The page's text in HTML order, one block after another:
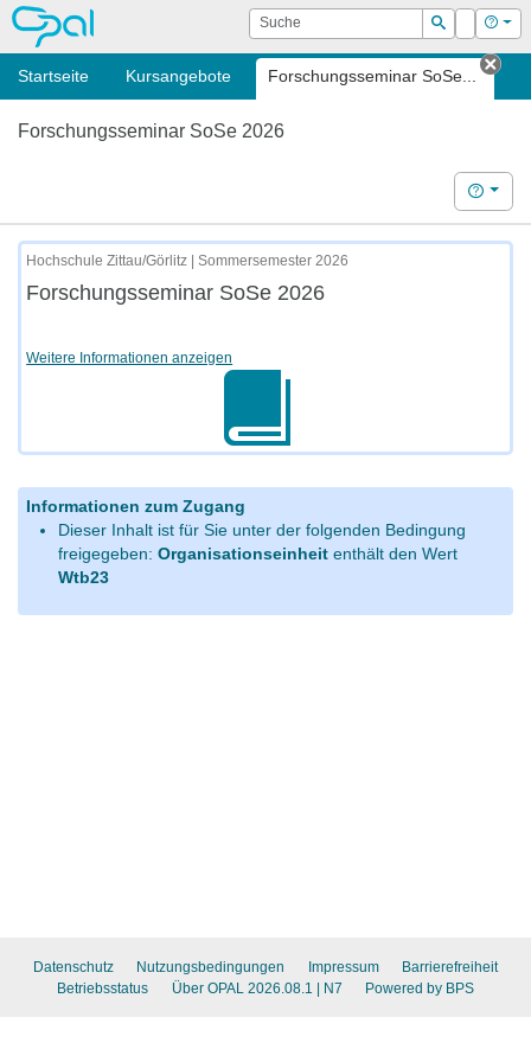
OPAL Suche
Suchen
Login Hilfe
Startseite Kursangebote Forschungsseminar SoSe...
Forschungsseminar SoSe 2026
Hilfe
Hochschule Zittau/Görlitz | Sommersemester 2026
Forschungsseminar SoSe 2026
Weitere Informationen anzeigen
Informationen zum Zugang
Dieser Inhalt ist für Sie unter der folgenden Bedingung
freigegeben: Organisationseinheitenthält den Wert
Wtb23
Datenschutz Nutzungsbedingungen Impressum
Barrierefreiheit
Betriebsstatus
Über OPAL 2026.08.1 | N7 Powered by BPS